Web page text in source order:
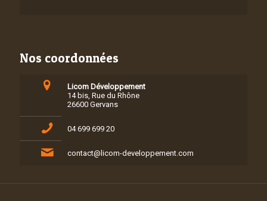
Nos coordonnées
Licom Développement
14 bis, Rue du Rhône
26600 Gervans
04 699 699 20
contact@licom-developpement.com